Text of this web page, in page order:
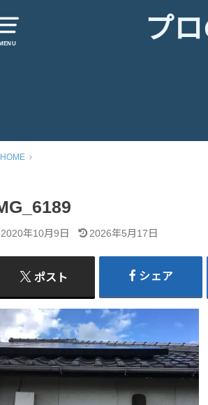
MENU
プ
HOME
2020年10月9日 2026年5月17日
ポスト シェア